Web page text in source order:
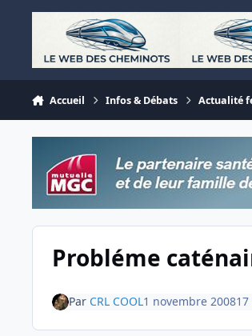
Aller au contenu
Accueil Infos & Débats Actualité
Probléme
Par CRL COOL1 novembre 200817